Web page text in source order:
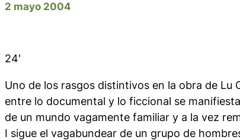
2 mayo 2004
24′
Uno de los rasgos distintivos en la obra de Lu
entre lo documental y lo ficcional se
de un mundo vagamente familiar y a la vez
I sigue el vagabundear de un grupo de